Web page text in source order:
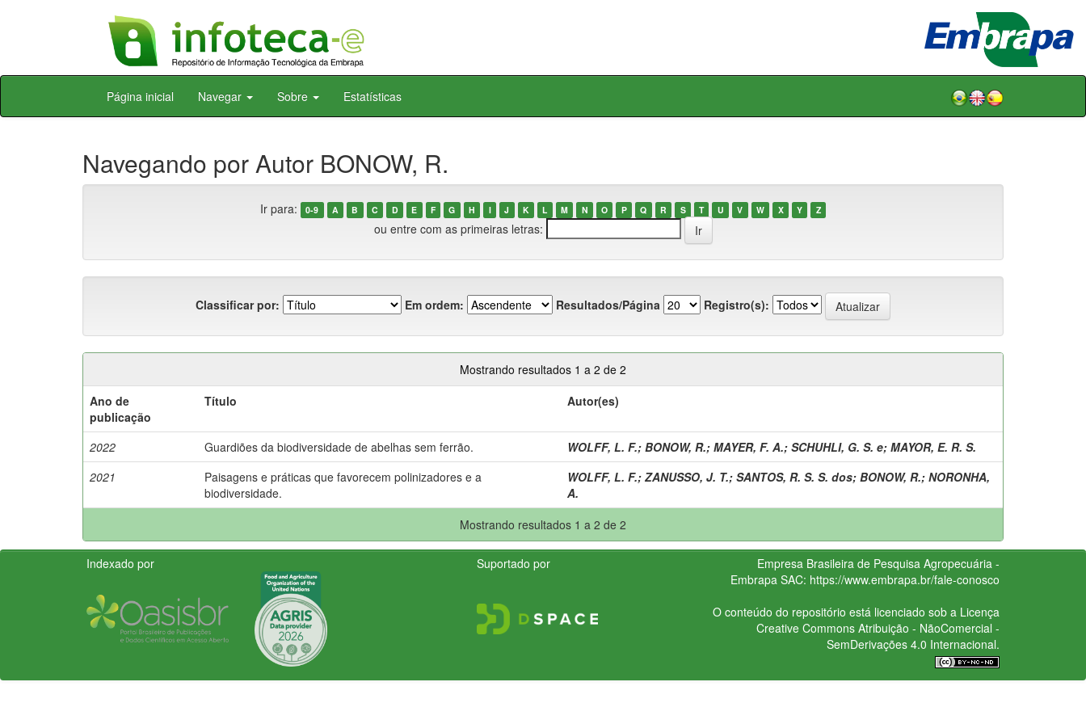
Skip
Página inicial Navegar Sobre Estatísticas
Navegando por Autor BONOW, R.
Ir para: 0-9 A B C D E F G H I J K L M N O P Q R S T U V W X Y Z
ou entre com as primeiras letras:
Classificar por: Em ordem: Resultados/Página Registro(s):
Mostrando resultados 1 a 2 de 2
Ano de
publicação
Título Autor(es)
2022 Guardiões da biodiversidade de abelhas sem ferrão. WOLFF, L. F.; BONOW, R.; MAYER, F. A.; SCHUHLI, G. S. e; MAYOR, E. R. S.
2021
Paisagens e práticas que favorecem polinizadores e a
biodiversidade.
WOLFF, L. F.; ZANUSSO, J. T.; SANTOS, R. S. S. dos; BONOW, R.; NORONHA,
A.
Mostrando resultados 1 a 2 de 2
Indexado por Suportado por
Empresa Brasileira de Pesquisa Agropecuária -
Embrapa SAC: https://www.embrapa.br/fale-conosco
O conteúdo do repositório está licenciado sob a Licença
Creative CommonsAtribuição - NãoComercial -
SemDerivações 4.0 Internacional.